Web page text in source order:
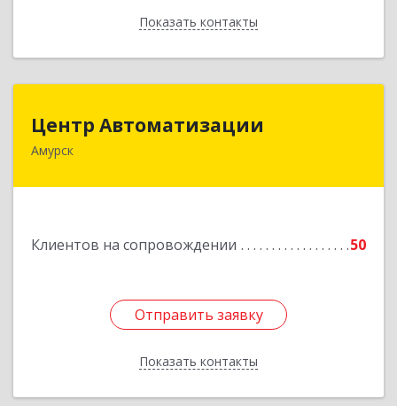
Показать контакты
Назад
Центр Автоматизации
Амурск
Клиентов на сопровождении 50
Отправить заявку
Показать контакты
682640, Хабаровский край, Амурск г, Мира пр-
Отправить заявку
Назад